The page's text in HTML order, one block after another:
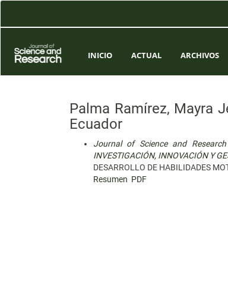
Contenido
Barra
lateral
INICIO ACTUAL ARCHIVOS
Palma Ramírez, Mayra
Ecuador
Journal of Science and
INVESTIGACIÓN, INNOVACIÓN Y
DESARROLLO DE HABILIDADES
Resumen PDF